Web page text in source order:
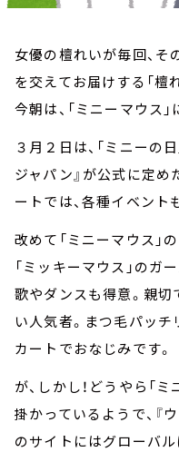
女優の檀れいが毎回、
を交えてお届けする「檀
今朝は、「ミニーマウス
３月２日は、「ミニーの
ジャパン』が公式に定め
ートでは、各種イベント
改めて「ミニーマウス」
「ミッキーマウス」のガ
歌やダンスも得意。親切
い人気者。まつ毛パッチ
カートでおなじみです。
が、しかし！どうやら「
掛かっているようで、『
のサイトにはグローバル